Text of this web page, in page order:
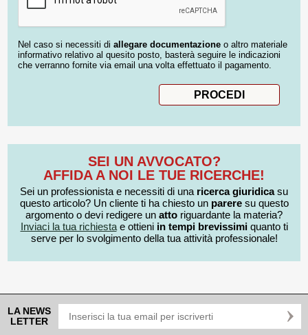
Nel caso si necessiti di allegare documentazione o altro materiale
informativo relativo al quesito posto, basterà seguire le indicazioni
che verranno fornite via email una volta effettuato il pagamento.
SEI UN AVVOCATO?
AFFIDA A NOI LE TUE RICERCHE!
Sei un professionista e necessiti di una ricerca giuridicasu
questo articolo? Un cliente ti ha chiesto un pareresu questo
argomento o devi redigere un atto riguardante la materia?
Inviaci la tua richiestae ottieni in tempi brevissimiquanto ti
serve per lo svolgimento della tua attività professionale!
LA NEWS
LETTER